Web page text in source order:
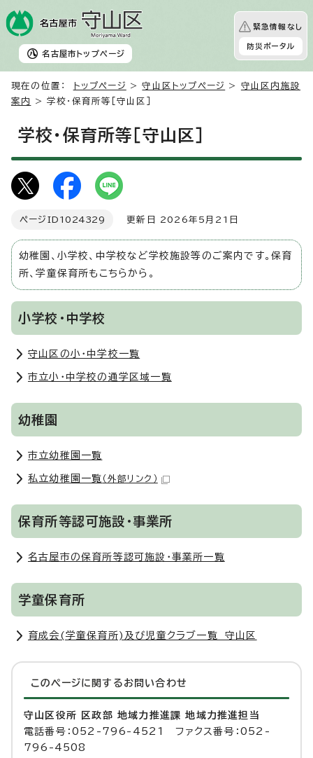
名古屋市 トップページ
緊急情報なし
防災ポータル
現在の位置： トップページ >守山区トップページ > 守山区内施設
案内
> 学校・保育所等［守山区］
学校・保育所等［守山区］
ページID 1024329 更新日 2026年5月21日
幼稚園、小学校、中学校など学校施設等のご案内です。保育
所、学童保育所もこちらから。
小学校・中学校
守山区の小・中学校一覧
市立小・中学校の通学区域一覧
幼稚園
市立幼稚園一覧
私立幼稚園一覧 （外部リンク）
保育所等認可施設・事業所
名古屋市の保育所等認可施設・事業所一覧
学童保育所
育成会(学童保育所)及び児童クラブ一覧 守山区
このページに関する お問い合わせ
守山区役所 区政部 地域力推進課 地域力推進担当
電話番号：052-796-4521 ファクス番号：052-
796-4508